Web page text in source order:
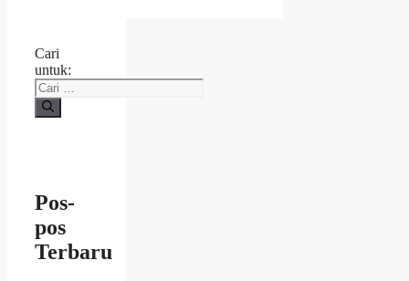
Cari
untuk:
Pos-
pos
Terbaru